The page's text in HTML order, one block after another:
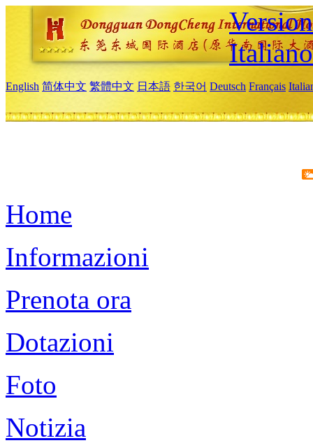
Italiano
English 简体中文 繁體中文 日本語 한국어 Deutsch Français
Home
Informazioni
Prenota ora
Dotazioni
Foto
Notizia